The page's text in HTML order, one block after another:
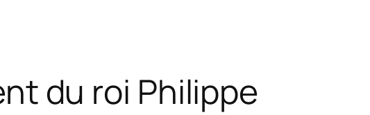
du roi Philippe